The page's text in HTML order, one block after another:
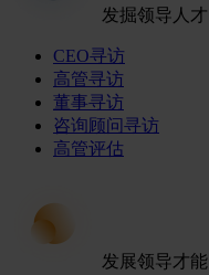
发掘领导人才
CEO寻访
高管寻访
董事寻访
咨询顾问寻访
高管评估
发展领导才能